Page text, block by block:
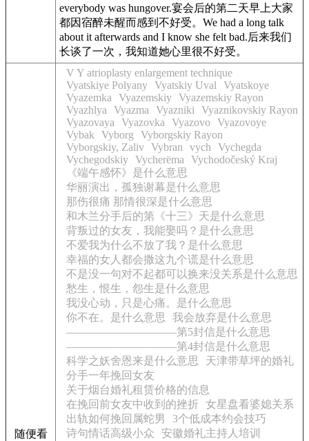
everybody was hungover.宴会后的第二天早上大家
都因宿醉未醒而感到 不好受。 We had a long talk
about it afterwards and I know she felt bad.后来我们
长谈了一次，我知道她心里很不好受。
随便看
V Y atrioplasty enlargement technique
Vyatskiye Polyany Vyatskiy Uval
Vyatskoye
Vyazemka
Vyazemskiy Vyazemskiy Rayon
Vyazhlya
Vyazma Vyazniki
Vyaznikovskiy Rayon
Vyazovaya
Vyazovka Vyazovo Vyazovoye
Vybak
Vyborg
Vyborgskiy Rayon
Vyborgskiy, Zaliv Vybran vych
Vychegda
Vychegodskiy Vycherëma
Vychodočeský Kraj
《端午感怀》是什么意思
华丽演出，孤独谢幕是什么意思
那伤很痛 那情很深是什么意思
和木兰分手后的第《十三》天是什么意思
背叛过的女友，我能娶吗？是什么意思
不爱我为什么不放了我？是什么意思
幸福的女人都会撒这九个谎是什么意思
不是没一句对不起都可以换来没关系是什么意思
愁生，恨生，怨生是什么意思
我没心动，只是心痛。是什么意思
你不在。是什么意思
我会放弃是什么意思
——————————第5封信是什么意思
——————————第4封信是什么意思
科学之妖舍恩来是什么意思
天津带草坪的婚礼
分手一年挽回女友
关于烟台婚礼租赁价格的信息
在挽回前女友中收到的挫折
女星盘看婆媳关系
出轨如何挽回属蛇男
3个低成本约会技巧
诗句情话高级小众
安徽婚礼主持人培训